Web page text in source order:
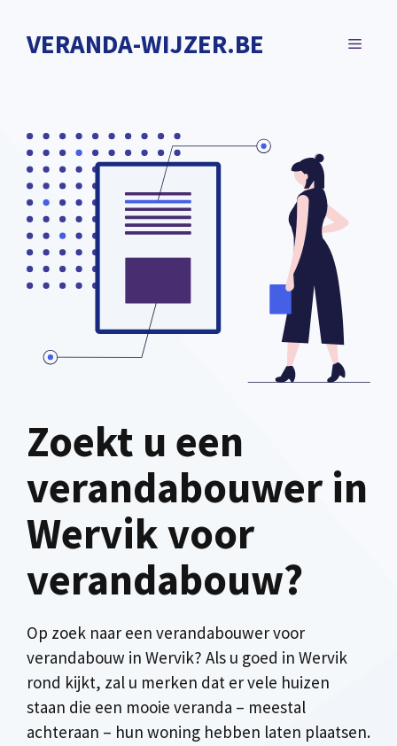
naarVERANDA-WIJZER.BE MENU
Zoekt u een
verandabouwer in
Wervik voor
verandabouw?
Op zoek naar een verandabouwer voor
verandabouw in Wervik? Als u goed in Wervik
rond kijkt, zal u merken dat er vele huizen
staan die een mooie veranda – meestal
achteraan – hun woning hebben laten plaatsen.